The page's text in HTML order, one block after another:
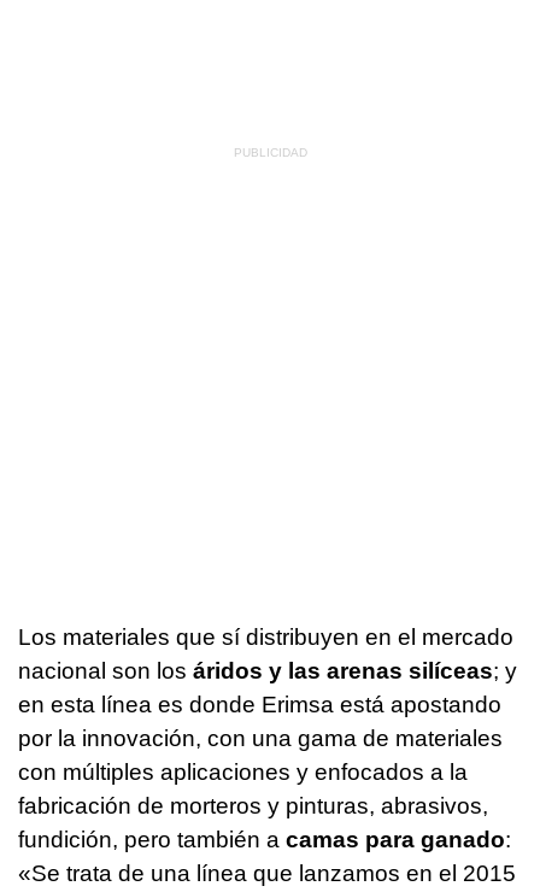
Los materiales que sí distribuyen en el mercado
nacional son los áridos y las arenas silíceas; y
en esta línea es donde Erimsa está apostando
por la innovación, con una gama de materiales
con múltiples aplicaciones y enfocados a la
fabricación de morteros y pinturas, abrasivos,
fundición, pero también a camas para ganado:
«Se trata de una línea que lanzamos en el 2015